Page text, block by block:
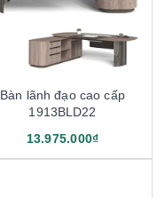
Bàn lãnh đạo cao cấp
1913BLD22
13.975.000₫